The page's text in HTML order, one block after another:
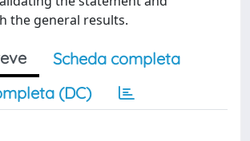
the general results.
Scheda completa
(DC)